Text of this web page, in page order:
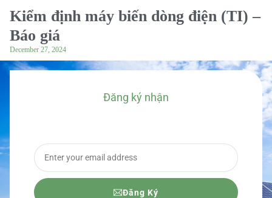
Kiểm định máy biến dòng điện (TI) –
Báo giá
December 27, 2024
Đăng ký nhận
Đăng Ký